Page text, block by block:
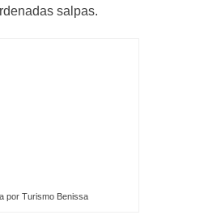
salpas.
por Turismo Benissa